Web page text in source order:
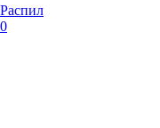
Распил
0